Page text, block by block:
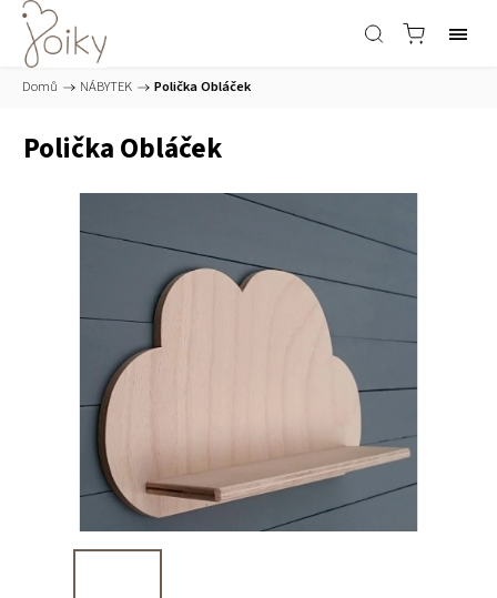
Domů / NÁBYTEK / Polička Obláček
Polička Obláček